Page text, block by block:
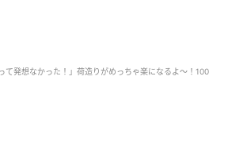
て発想なかった！」荷造りがめっちゃ楽になるよ～！100